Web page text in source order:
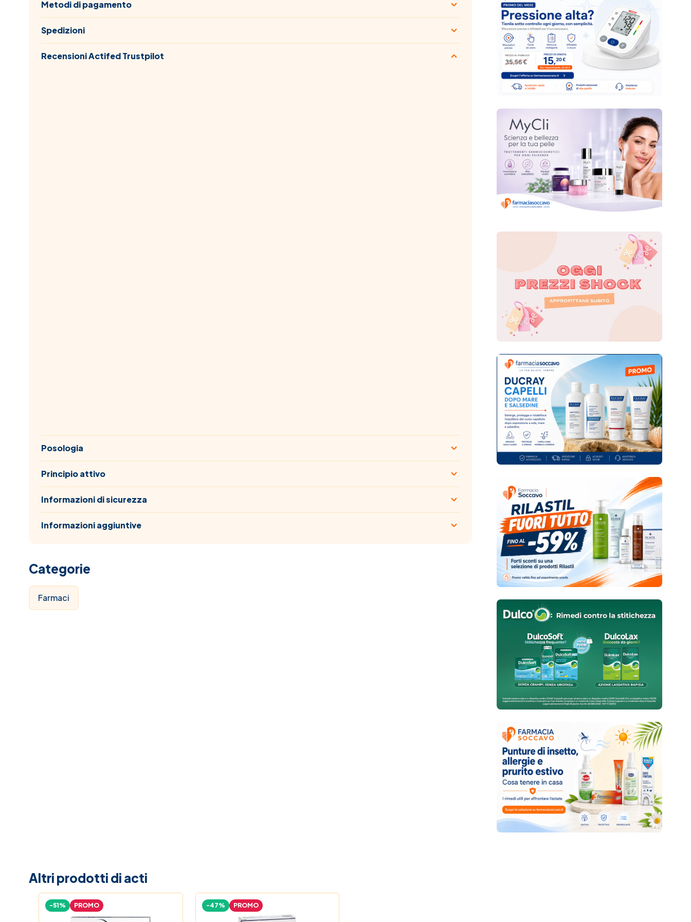
Metodi di pagamento
Spedizioni
Recensioni Actifed Trustpilot
Posologia
Principio attivo
Informazioni di sicurezza
Informazioni aggiuntive
Categorie
Farmaci
Altri prodotti di acti
-51% PROMO -47% PROMO